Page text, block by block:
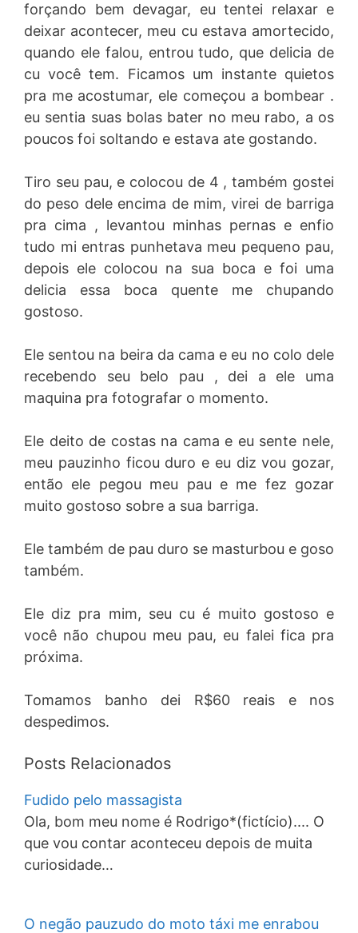
forçando bem devagar, eu tentei relaxar e
deixar acontecer, meu cu estava amortecido,
quando ele falou, entrou tudo, que delicia de
cu você tem. Ficamos um instante quietos
pra me acostumar, ele começou a bombear .
eu sentia suas bolas bater no meu rabo, a os
poucos foi soltando e estava ate gostando.
Tiro seu pau, e colocou de 4 , também gostei
do peso dele encima de mim, virei de barriga
pra cima , levantou minhas pernas e enfio
tudo mi entras punhetava meu pequeno pau,
depois ele colocou na sua boca e foi uma
delicia essa boca quente me chupando
gostoso.
Ele sentou na beira da cama e eu no colo dele
recebendo seu belo pau , dei a ele uma
maquina pra fotografar o momento.
Ele deito de costas na cama e eu sente nele,
meu pauzinho ficou duro e eu diz vou gozar,
então ele pegou meu pau e me fez gozar
muito gostoso sobre a sua barriga.
Ele também de pau duro se masturbou e goso
também.
Ele diz pra mim, seu cu é muito gostoso e
você não chupou meu pau, eu falei fica pra
próxima.
Tomamos banho dei R$60 reais e nos
despedimos.
Posts Relacionados
Fudido pelo massagista
Ola, bom meu nome é Rodrigo*(fictício).... O
que vou contar aconteceu depois de muita
curiosidade…
O negão pauzudo do moto táxi me enrabou